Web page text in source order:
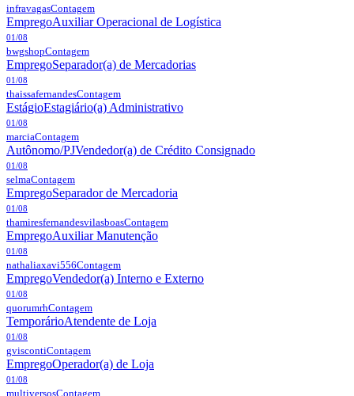
infravagasContagem
EmpregoAuxiliar Operacional de Logística
01/08
bwgshopContagem
EmpregoSeparador(a) de Mercadorias
01/08
thaissafernandesContagem
EstágioEstagiário(a) Administrativo
01/08
marciaContagem
Autônomo/PJVendedor(a) de Crédito Consignado
01/08
selmaContagem
EmpregoSeparador de Mercadoria
01/08
thamiresfernandesvilasboasContagem
EmpregoAuxiliar Manutenção
01/08
nathaliaxavi556Contagem
EmpregoVendedor(a) Interno e Externo
01/08
quorumrhContagem
TemporárioAtendente de Loja
01/08
gviscontiContagem
EmpregoOperador(a) de Loja
01/08
multiversosContagem